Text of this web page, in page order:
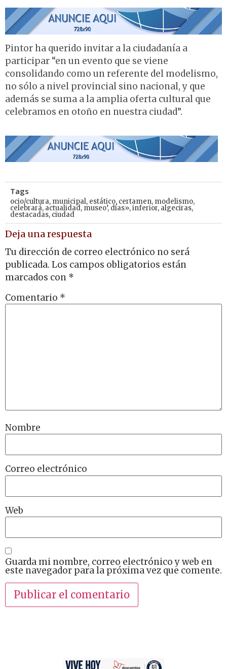
Pintor ha querido invitar a la ciudadanía a
participar “en un evento que se viene
consolidando como un referente del modelismo,
no sólo a nivel provincial sino nacional, y que
además se suma a la amplia oferta cultural que
celebramos en otoño en nuestra ciudad”.
Tags
ocio/cultura, municipal, estático, certamen, modelismo,
celebrará, actualidad, museo’, días»,inferior, algeciras,
destacadas, ciudad
Deja una respuesta
Tu dirección de correo electrónico no será
publicada. Los campos obligatorios están
marcados con *
Comentario *
Nombre
Correo electrónico
Web
Guarda mi nombre, correo electrónico y web en
este navegador para la próxima vez que comente.